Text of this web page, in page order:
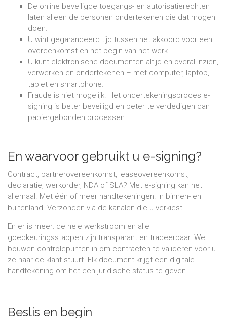
De online beveiligde toegangs- en autorisatierechten
laten alleen de personen ondertekenen die dat mogen
doen.
U wint gegarandeerd tijd tussen het akkoord voor een
overeenkomst en het begin van het werk.
U kunt elektronische documenten altijd en overal inzien,
verwerken en ondertekenen – met computer, laptop,
tablet en smartphone.
Fraude is niet mogelijk. Het ondertekeningsproces e-
signing is beter beveiligd en beter te verdedigen dan
papiergebonden processen.
En waarvoor gebruikt u e-signing?
Contract, partnerovereenkomst, leaseovereenkomst,
declaratie, werkorder, NDA of SLA? Met e-signing kan het
allemaal. Met één of meer handtekeningen. In binnen- en
buitenland. Verzonden via de kanalen die u verkiest.
En er is meer: de hele werkstroom en alle
goedkeuringsstappen zijn transparant en traceerbaar. We
bouwen controlepunten in om contracten te valideren voor u
ze naar de klant stuurt. Elk document krijgt een digitale
handtekening om het een juridische status te geven.
Beslis en begin